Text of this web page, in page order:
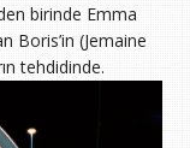
birinde Emma
Boris’in (Jemaine
tehdidinde.